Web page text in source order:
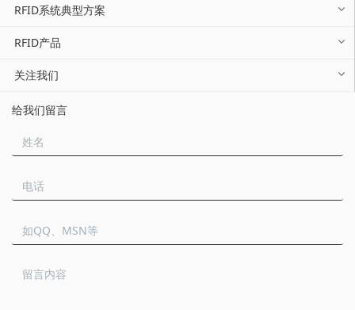
RFID系统典型方案
RFID产品
关注我们
给我们留言